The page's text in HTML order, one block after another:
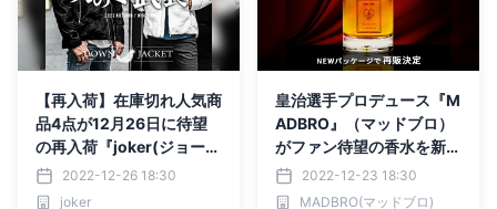
【再入荷】在庫切れ人気商
品4点が12月26日に待望
の再入荷『joker(ジョーカ
ー)』2022-12-26 18:30
joker
皇治選手プロデュース『M
ADBRO』（マッドブロ）
がファン待望の香水を新パ
ッケージで12月30日より
再販。
2022-12-23 18:30
MADBRO(マッドブロ)